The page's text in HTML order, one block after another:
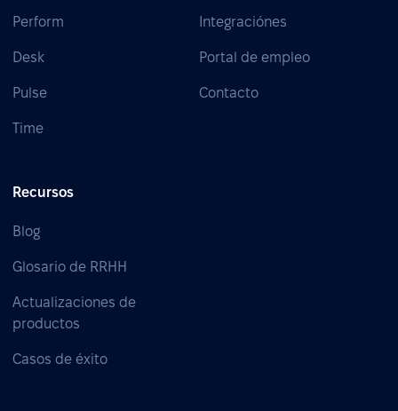
Perform
Desk
Pulse
Time
Integraciónes
Portal de empleo
Contacto
Recursos
Blog
Glosario de RRHH
Actualizaciones de
productos
Casos de éxito